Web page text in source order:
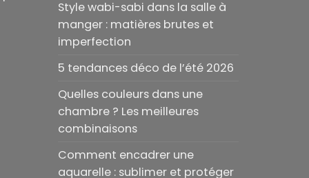
Style wabi-sabi dans la salle à
manger : matières brutes et
imperfection
5 tendances déco de l’été 2026
Quelles couleurs dans une
chambre ? Les meilleures
combinaisons
Comment encadrer une
aquarelle : sublimer et protéger